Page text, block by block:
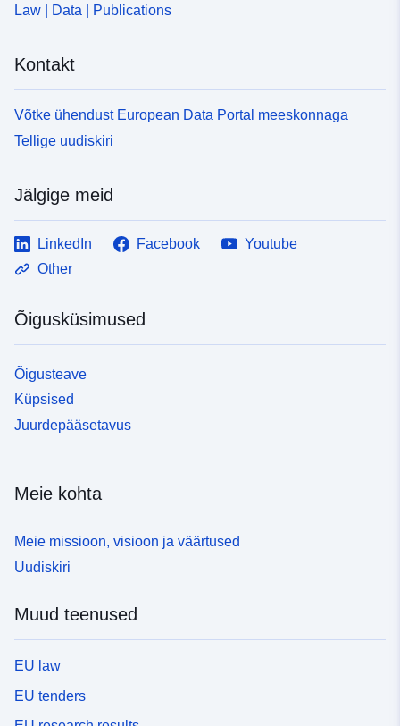
Law | Data | Publications
Kontakt
Võtke ühendust European Data Portal meeskonnaga
Tellige uudiskiri
Jälgige meid
LinkedIn Facebook
Youtube
Other
Õigusküsimused
Õigusteave
Küpsised
Juurdepääsetavus
Meie kohta
Meie missioon, visioon ja väärtused
Uudiskiri
Muud teenused
EU law
EU tenders